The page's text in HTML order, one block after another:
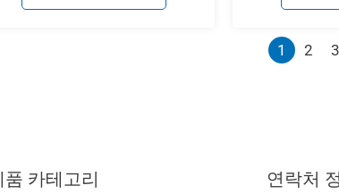
1 2 3
품 카테고리 연락처